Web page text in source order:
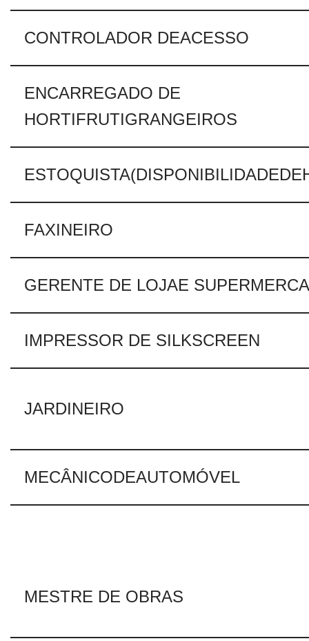
CONTROLADOR DEACESSO
ENCARREGADO DE
HORTIFRUTIGRANGEIROS
FAXINEIRO
GERENTE DE LOJAE
IMPRESSOR DE SILKSCREEN
JARDINEIRO
MECÂNICODEAUTOMÓVEL
MESTRE DE OBRAS